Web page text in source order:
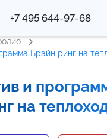
+7 495 644-97-68
Брэйн ринг на
и
на